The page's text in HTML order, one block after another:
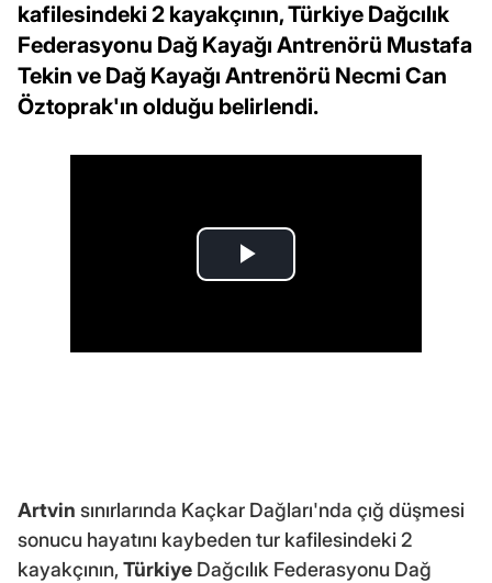
kafilesindeki 2 kayakçının, Türkiye Dağcılık
Federasyonu Dağ Kayağı Antrenörü Mustafa
Tekin ve Dağ Kayağı Antrenörü Necmi Can
Öztoprak'ın olduğu belirlendi.
Artvin sınırlarında Kaçkar Dağları'nda çığ düşmesi
sonucu hayatını kaybeden tur kafilesindeki 2
kayakçının,Türkiye Dağcılık Federasyonu Dağ